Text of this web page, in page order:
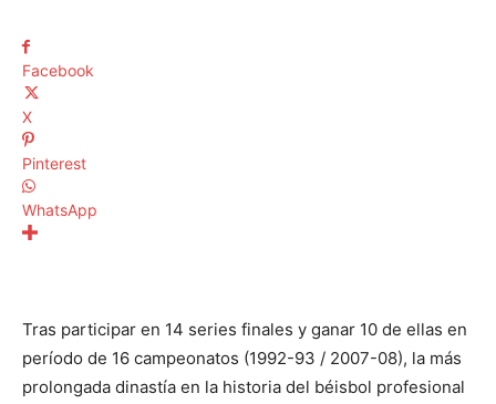
Facebook
X
Pinterest
WhatsApp
Tras participar en 14 series finales y ganar 10 de ellas en
período de 16 campeonatos (1992-93 / 2007-08), la más
prolongada dinastía en la historia del béisbol profesional